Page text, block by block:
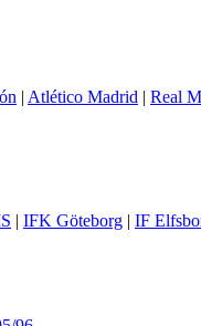
| Atlético Madrid | Real
| IFK Göteborg | IF